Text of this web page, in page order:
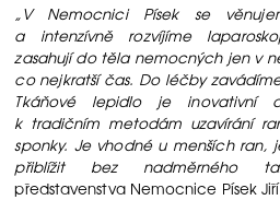
„V Nemocnici Písek se
a intenzívně rozvíjíme
zasahují do těla nemocných jen v
co nejkratší čas. Do léčby
Tkáňové lepidlo je inovativní
k tradičním metodám uzavírání
sponky. Je vhodné u menších ran,
přiblížit bez nadměrného
představenstva Nemocnice Písek